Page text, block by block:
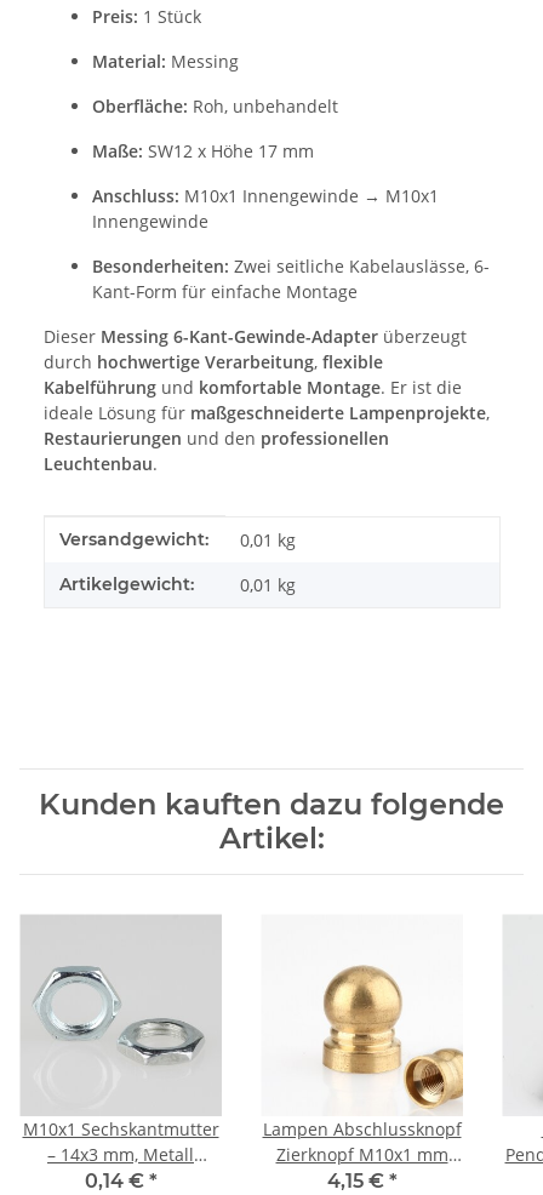
Preis: 1 Stück
Material: Messing
Oberfläche: Roh, unbehandelt
Maße: SW12 x Höhe 17 mm
Anschluss: M10x1 Innengewinde → M10x1
Innengewinde
Besonderheiten: Zwei seitliche Kabelauslässe, 6-
Kant-Form für einfache Montage
Dieser Messing 6-Kant-Gewinde-Adapter überzeugt
durch hochwertige Verarbeitung, flexible
Kabelführung und komfortable Montage. Er ist die
ideale Lösung für maßgeschneiderte Lampenprojekte,
Restaurierungen und den professionellen
Leuchtenbau.
Produkteigenschaft
Wert
Versandgewicht: 0,01 kg
Artikelgewicht: 0,01 kg
Kunden kauften dazu folgende
Artikel:
M10x1 Sechskantmutter
– 14x3 mm, Metall
verzinkt
0,14 € *
Lampen Abschlussknopf
Zierknopf M10x1 mm
Innengewinde 16x20
4,15 € *